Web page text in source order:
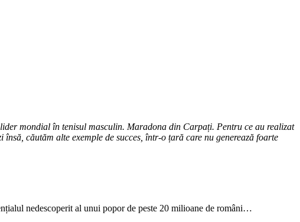
mondial în tenisul masculin. Maradona din Carpați. Pentru ce au realizat
căutăm alte exemple de succes, într-o țară care nu generează foarte
nedescoperit al unui popor de peste 20 milioane de români…